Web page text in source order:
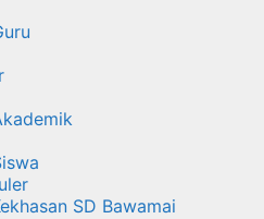
SD Bawamai